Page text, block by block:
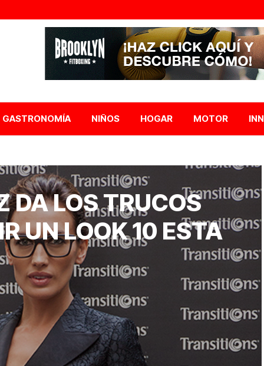
GASTRONOMÍA NIÑOS HOGAR MOTOR
DA LOS TRUCOS
UN LOOK 10 ESTA